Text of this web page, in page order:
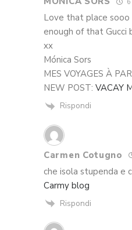
Love that place
enough of that Gucci
xx
Mónica Sors
MES VOYAGES À
NEW POST: VACAY
Rispondi
Carmen Cotugno
che isola stupenda e
Carmy blog
Rispondi